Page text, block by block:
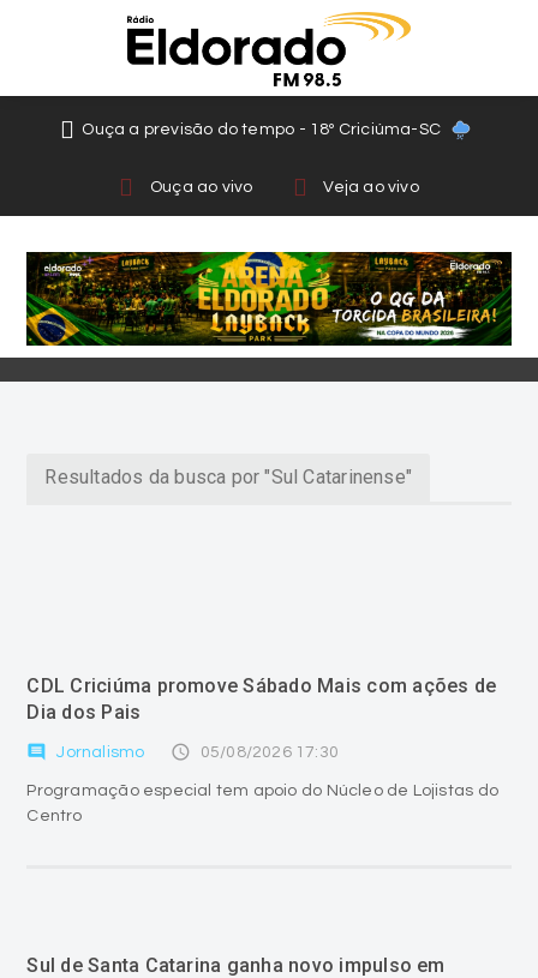
Ouça a previsão do tempo - 18º Criciúma-SC
Ouça ao vivo Veja ao vivo
Resultados da busca por "Sul Catarinense"
CDL Criciúma promove Sábado Mais com ações de
Dia dos Pais
comment Jornalismo access_time 05/08/2026 17:30
Programação especial tem apoio do Núcleo de Lojistas do
Centro
Sul de Santa Catarina ganha novo impulso em